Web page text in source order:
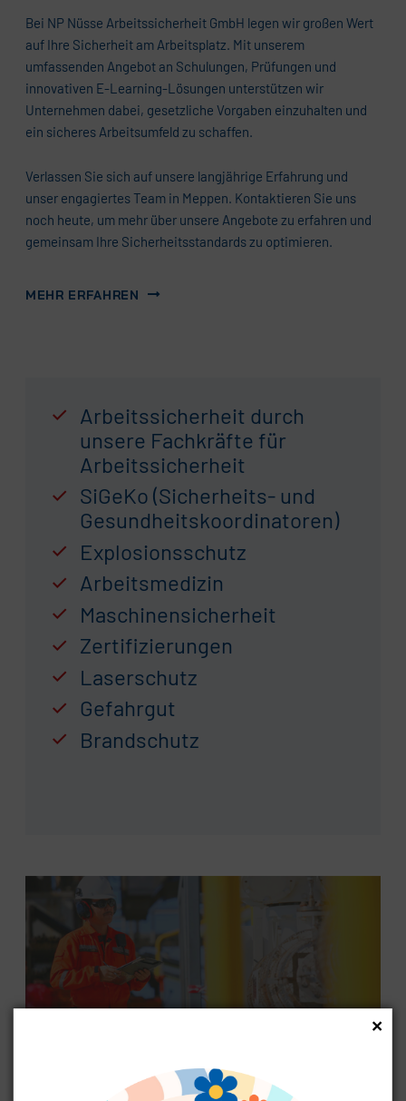
Bei NP Nüsse Arbeitssicherheit GmbH legen wir großen Wert
auf Ihre Sicherheit am Arbeitsplatz. Mit unserem
umfassenden Angebot an Schulungen, Prüfungen und
innovativen E-Learning-Lösungen unterstützen wir
Unternehmen dabei, gesetzliche Vorgaben einzuhalten und
ein sicheres Arbeitsumfeld zu schaffen.
Verlassen Sie sich auf unsere langjährige Erfahrung und
unser engagiertes Team in Meppen. Kontaktieren Sie uns
noch heute, um mehr über unsere Angebote zu erfahren und
gemeinsam Ihre Sicherheitsstandards zu optimieren.
MEHR ERFAHREN
Arbeitssicherheit durch
unsere Fachkräfte für
Arbeitssicherheit
SiGeKo (Sicherheits- und
Gesundheitskoordinatoren)
Explosionsschutz
Arbeitsmedizin
Maschinensicherheit
Zertifizierungen
Laserschutz
Gefahrgut
Brandschutz
ARBEITSSICHERHEIT
×